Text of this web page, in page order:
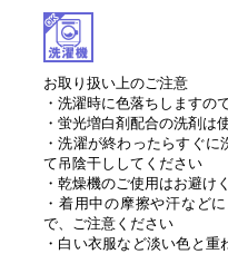
お取り扱い上のご注意
・洗濯時に色落ちしますの
・蛍光増白剤配合の洗剤は
・洗濯が終わったらすぐ
て吊陰干ししてください
・乾燥機のご使用はお避け
・着用中の摩擦や汗など
で、ご注意ください
・白い衣服など淡い色と